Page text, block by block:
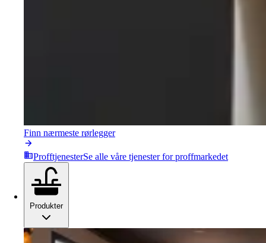
Finn nærmeste rørlegger
ProfftjenesterSe alle våre tjenester for proffmarkedet
Produkter